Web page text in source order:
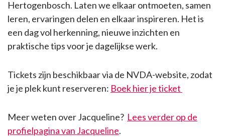
Hertogenbosch. Laten we elkaar ontmoeten, samen
leren, ervaringen delen en elkaar inspireren. Het is
een dag vol herkenning, nieuwe inzichten en
praktische tips voor je dagelijkse werk.
Tickets zijn beschikbaar via de NVDA-website, zodat
je je plek kunt reserveren: Boek hier je ticket
Meer weten over Jacqueline? Lees verder op de
profielpagina van Jacqueline.